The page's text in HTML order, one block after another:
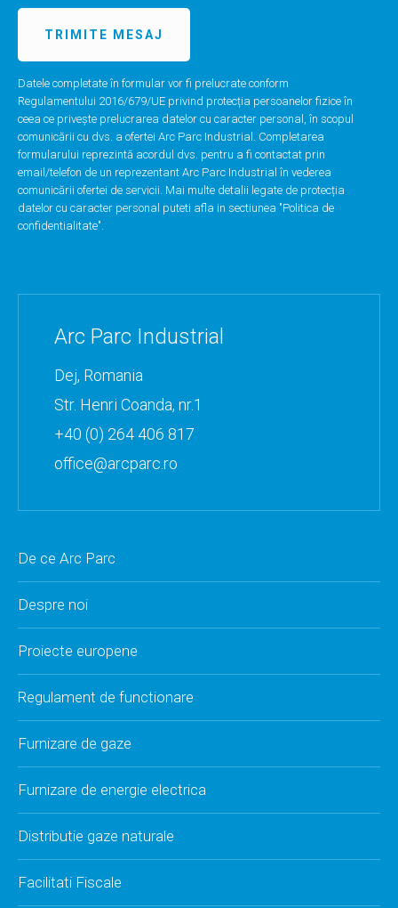
Datele completate în formular vor fi prelucrate conform
Regulamentului 2016/679/UE privind protecția persoanelor fizice în
ceea ce privește prelucrarea datelor cu caracter personal, în scopul
comunicării cu dvs. a ofertei Arc Parc Industrial. Completarea
formularului reprezintă acordul dvs. pentru a fi contactat prin
email/telefon de un reprezentant Arc Parc Industrial în vederea
comunicării ofertei de servicii. Mai multe detalii legate de protecția
datelor cu caracter personal puteti afla in sectiunea "Politica de
confidentialitate".
Arc Parc Industrial
Dej, Romania
Str. Henri Coanda, nr.1
+40 (0) 264 406 817
office@arcparc.ro
De ce Arc Parc
Despre noi
Proiecte europene
Regulament de functionare
Furnizare de gaze
Furnizare de energie electrica
Distributie gaze naturale
Facilitati Fiscale